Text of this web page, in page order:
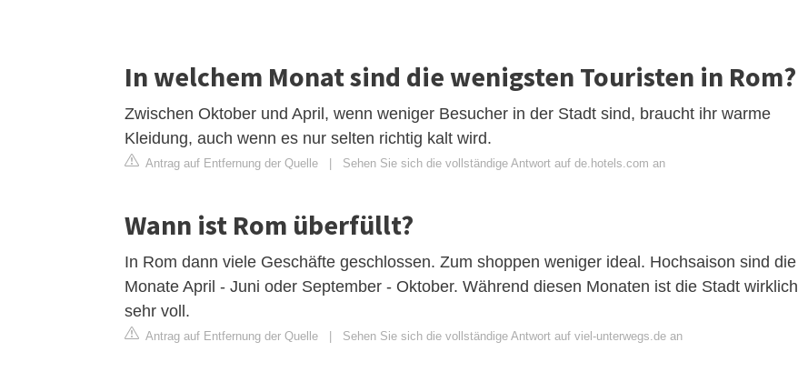
In welchem Monat sind die wenigsten Touristen in Rom?
Zwischen Oktober und April, wenn weniger Besucher in der Stadt sind, braucht ihr warme
Kleidung, auch wenn es nur selten richtig kalt wird.
Antrag auf Entfernung der Quelle Sehen Sie sich die vollständige Antwort auf de.hotels.com an
Wann ist Rom überfüllt?
In Rom dann viele Geschäfte geschlossen. Zum shoppen weniger ideal. Hochsaison sind die
Monate April - Juni oder September - Oktober. Während diesen Monaten ist die Stadt wirklich
sehr voll.
Antrag auf Entfernung der Quelle Sehen Sie sich die vollständige Antwort auf viel-unterwegs.de an